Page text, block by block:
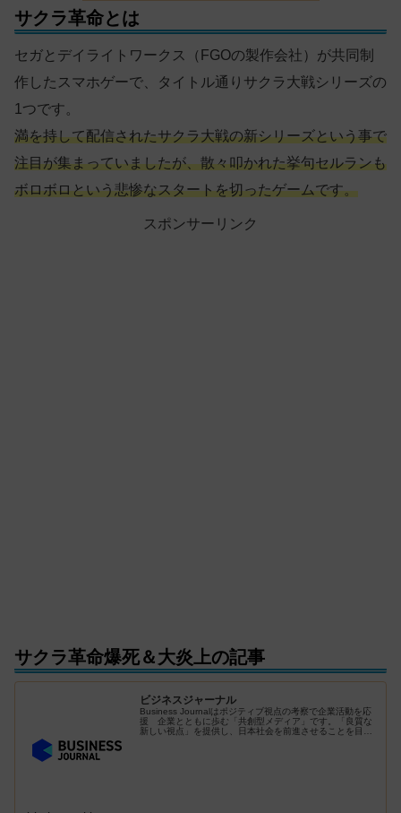
サクラ革命とは
セガとデイライトワークス（FGOの製作会社）が共同制
作したスマホゲーで、タイトル通りサクラ大戦シリーズの
1つです。
満を持して配信されたサクラ大戦の新シリーズという事で
注目が集まっていましたが、散々叩かれた挙句セルランも
ボロボロという悲惨なスタートを切ったゲームです。
スポンサーリンク
サクラ革命爆死＆大炎上の記事
ビジネスジャーナル
Business Journalはポジティブ視点の考察で企業活動を応
援 企業とともに歩む「共創型メディア」です。「良質な
新しい視点」を提供し、日本社会を前進させることを目指